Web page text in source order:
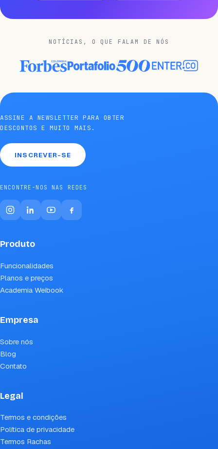
NOTÍCIAS, O QUE FALAM DE NÓS
ASSINE A NEWSLETTER PARA OBTER
DESCONTOS E MUITO MAIS.
INSCREVER-SE
ENCONTRE-NOS NAS REDES
Produto
Funcionalidades
Planos e preços
Academia Weibook
Empresa
Sobre nós
Blog
Contato
Legal
Termos e condições
Política de privacidade
Termos Rachas